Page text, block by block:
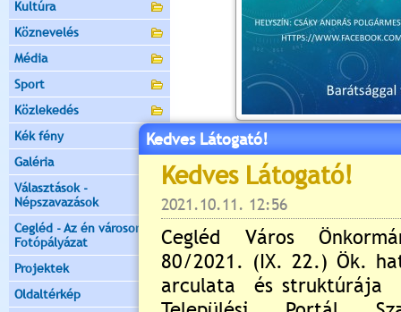
Kultúra
Köznevelés
Média
Sport
Közlekedés
Kék fény
Galéria
Választások -
Népszavazások
Cegléd - Az én városom -
Fotópályázat
Projektek
Oldaltérkép
Értékelés:
Még nincsenek hozzászólások
Új hozzászólás:
Kérjük jelentkezzen be,
Kedves Látogató!